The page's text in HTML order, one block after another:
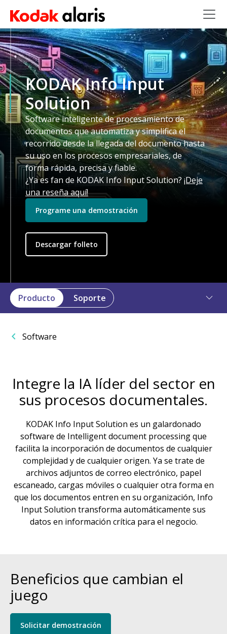
Skip to main content
KODAK Info Input
Solution
Software inteligente de procesamiento de
documentos que automatiza y simplifica el
recorrido desde la llegada del documento hasta
su uso en los procesos empresariales, de
forma rápida, precisa y fiable.
¿Ya es fan de KODAK Info Input Solution?¡Deje
una reseña aquí!
Programe una demostración
Descargar folleto
Producto Soporte
Software
Integre la IA líder del sector en
sus procesos documentales.
KODAK Info Input Solution es un galardonado
software de Intelligent document processing que
facilita la incorporación de documentos de cualquier
complejidad y de cualquier origen. Ya se trate de
archivos adjuntos de correo electrónico, papel
escaneado, cargas móviles o cualquier otra forma en
que los documentos entren en su organización, Info
Input Solution transforma automáticamente sus
datos en información crítica para el negocio.
Beneficios que cambian el
juego
Solicitar demostración